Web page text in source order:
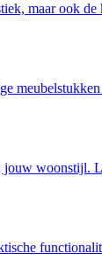
maar ook
woonstijl.